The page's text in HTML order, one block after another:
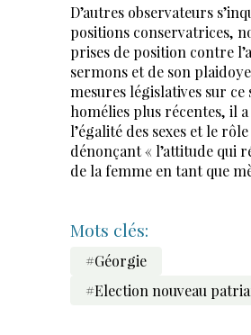
D’autres observateurs
positions conservatrices,
prises de position contre
sermons et de son
mesures législatives sur ce
homélies plus récentes, il
l’égalité des sexes et le
dénonçant « l’attitude qui
de la femme en tant que
Mots clés:
#Géorgie
#Election nouveau